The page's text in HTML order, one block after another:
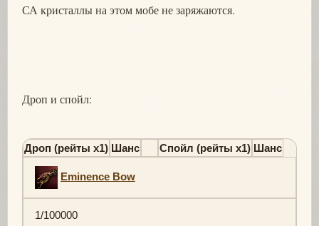
СА кристаллы на этом мобе не заряжаются.
Дроп и спойл:
Дроп (рейты х1) Шанс Спойл (рейты х1) Шанс
Eminence Bow
1/100000